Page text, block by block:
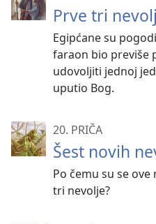
Prve tri
Egipćane su
faraon bio previše
udovoljiti jednoj
uputio Bog.
20. PRIČA
Šest novih
Po čemu su se
tri nevolje?